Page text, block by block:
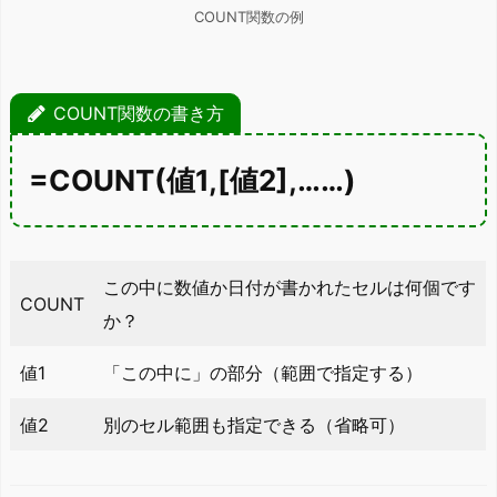
COUNT関数の例
COUNT関数の書き方
=COUNT(値1,[値2],……)
COUNT
この中に数値か日付が書かれたセルは何個です
か？
値1 「この中に」の部分（範囲で指定する）
値2 別のセル範囲も指定できる（省略可）